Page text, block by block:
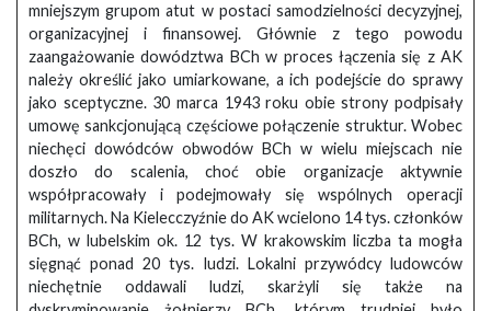
mniejszym grupom atut w postaci samodzielności decyzyjnej,
organizacyjnej i finansowej. Głównie z tego powodu
zaangażowanie dowództwa BCh w proces łączenia się z AK
należy określić jako umiarkowane, a ich podejście do sprawy
jako sceptyczne. 30 marca 1943 roku obie strony podpisały
umowę sankcjonującą częściowe połączenie struktur. Wobec
niechęci dowódców obwodów BCh w wielu miejscach nie
doszło do scalenia, choć obie organizacje aktywnie
współpracowały i podejmowały się wspólnych operacji
militarnych. Na Kielecczyźnie do AK wcielono 14 tys. członków
BCh, w lubelskim ok. 12 tys. W krakowskim liczba ta mogła
sięgnąć ponad 20 tys. ludzi. Lokalni przywódcy ludowców
niechętnie oddawali ludzi, skarżyli się także na